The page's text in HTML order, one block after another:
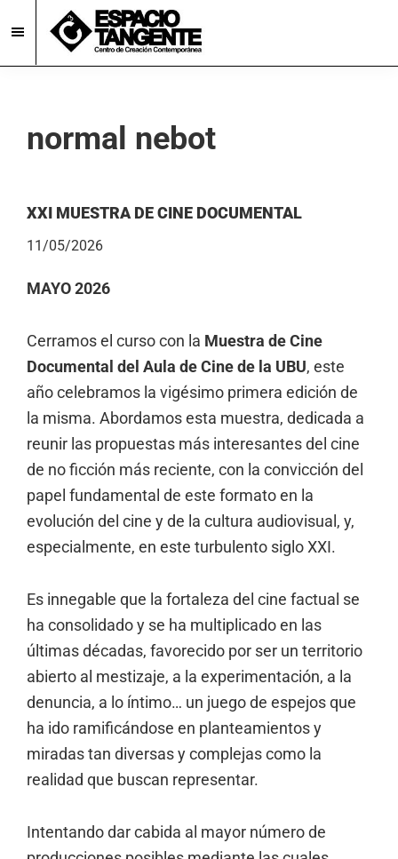
to
main
to
footerEspacio
Contemporánea
Burgos
normal nebot
XXI MUESTRA DE CINE DOCUMENTAL
11/05/2026
MAYO 2026
Cerramos el curso con la Muestra de Cine
Documental del Aula de Cine de la UBU, este
año celebramos la vigésimo primera edición de
la misma. Abordamos esta muestra, dedicada a
reunir las propuestas más interesantes del cine
de no ficción más reciente, con la convicción del
papel fundamental de este formato en la
evolución del cine y de la cultura audiovisual, y,
especialmente, en este turbulento siglo XXI.
Es innegable que la fortaleza del cine factual se
ha consolidado y se ha multiplicado en las
últimas décadas, favorecido por ser un territorio
abierto al mestizaje, a la experimentación, a la
denuncia, a lo íntimo… un juego de espejos que
ha ido ramificándose en planteamientos y
miradas tan diversas y complejas como la
realidad que buscan representar.
Intentando dar cabida al mayor número de